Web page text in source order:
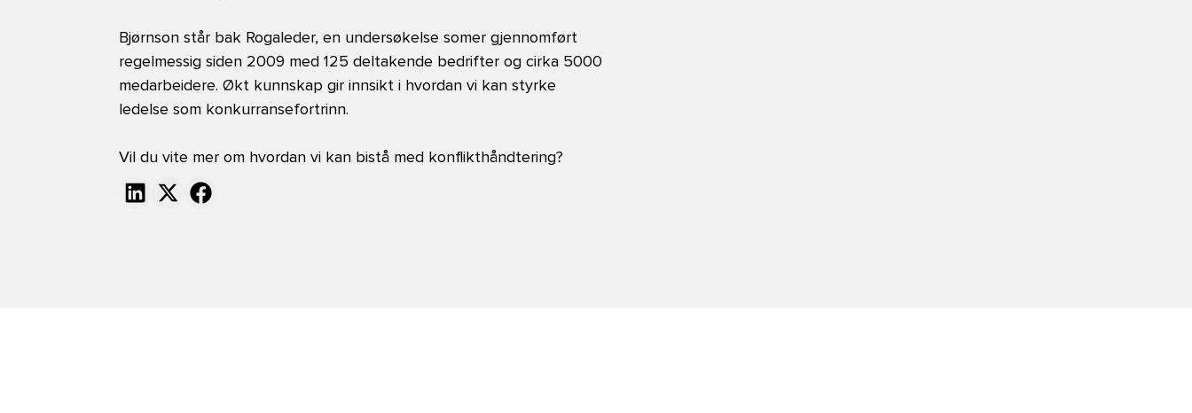
Bjørnson står bak Rogaleder, en undersøkelse somer gjennomført
regelmessig siden 2009 med 125 deltakende bedrifter og cirka 5000
medarbeidere. Økt kunnskap gir innsikt i hvordan vi kan styrke
ledelse som konkurransefortrinn.
Vil du vite mer om hvordan vi kan bistå med konflikthåndtering?